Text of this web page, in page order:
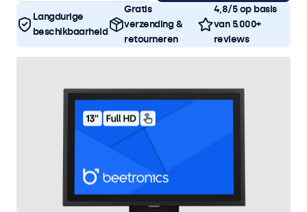
Langdurige
beschikbaarheid
Gratis
verzending &
retourneren
4,8/5 op basis
van 5.000+
reviews